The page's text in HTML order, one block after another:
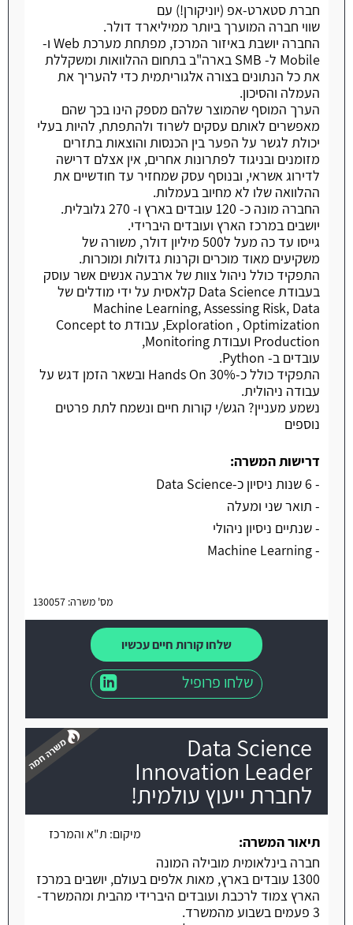
חברת סטארט-אפ (יוניקורן!) עם
שווי חברה המוערך ביותר ממיליארד דולר.
החברה יושבת באיזור המרכז, מפתחת מערכת Web ו-
Mobile ל- SMB בארה"ב בתחום ההלוואות ומשקללת
את כל הנתונים בצורה אלגוריתמית כדי להעריך את
העמלה והסיכון.
הערך המוסף שהמוצר שלהם מספק הינו בכך שהם
מאפשרים לאותם עסקים לשרוד ולהתפתח, להיות בעלי
יכולת לגשר על הפער בין הכנסות והוצאות בתזרים
מזומנים ובניגוד לפתרונות אחרים, אין אצלם דרישה
לדירוג אשראי, ובנוסף עסק שמחזיר עד חודשיים את
ההלוואה שלו לא מחיוב בעמלות.
החברה מונה כ- 120 עובדים בארץ ו- 270 גלובלית.
יושבים במרכז הארץ ועובדים היברידי.
גייסו עד כה מעל ל500 מיליון דולר, משורה של
משקיעים מאוד מוכרים וקרנות גדולות ומוכרות.
התפקיד כולל ניהול צוות של ארבעה אנשים אשר עוסק
בעבודת Data Science קלאסית על ידי מודלים של
Machine Learning, Assessing Risk, Data
Exploration , Optimization, עבודת Concept to
Production ועבודת Monitoring,
עובדים ב- Python.
התפקיד כולל כ-30% Hands On ובשאר הזמן דגש על
עבודה ניהולית.
נשמע מעניין? הגש/י קורות חיים ונשמח לתת פרטים
נוספים
דרישות המשרה:
- 6 שנות ניסיון כ-Data Science
- תואר שני ומעלה
- שנתיים ניסיון ניהולי
- Machine Learning
מס' משרה: 130057
שלחו קורות חיים עכשיו
שלחו פרופיל
Data Science
Innovation Leader
לחברת ייעוץ עולמית!
משרה חמה
מיקום: ת"א והמרכז
תיאור המשרה:
חברה בינלאומית מובילה המונה
1300 עובדים בארץ, מאות אלפים בעולם, יושבים במרכז
הארץ צמוד לרכבת ועובדים היברידי מהבית ומהמשרד-
3 פעמים בשבוע מהמשרד.